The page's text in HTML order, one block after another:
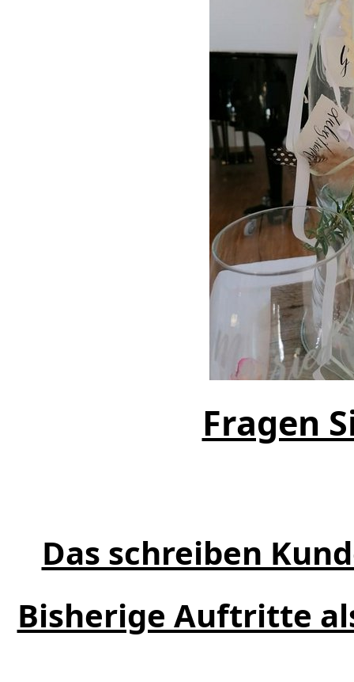
Fragen
Das schreiben
Bisherige Auftritte